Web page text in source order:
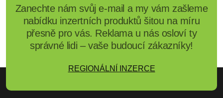
Zanechte nám svůj e-mail a my vám zašleme
nabídku inzertních produktů šitou na míru
přesně pro vás. Reklama u nás osloví ty
správné lidi – vaše budoucí zákazníky!
REGIONÁLNÍ INZERCE